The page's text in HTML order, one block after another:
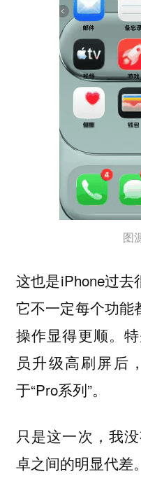
图
这也是iPhone过去
它不一定每个功能
操作显得更顺。
员升级高刷屏后
于“Pro系列”。
只是这一次，我
卓之间的明显代差。